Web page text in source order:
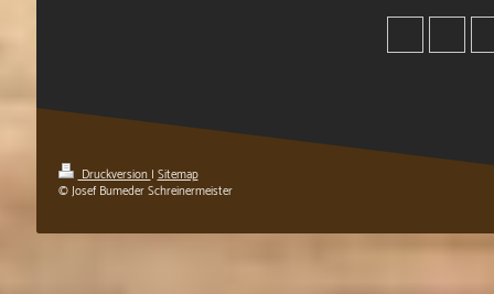
Druckversion|Sitemap
© Josef Bumeder Schreinermeister